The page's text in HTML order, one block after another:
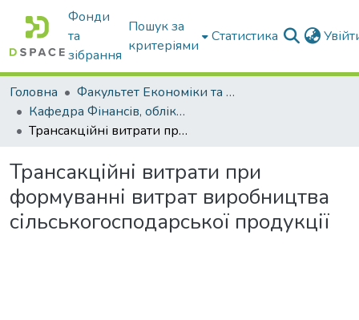
Фонди
та
зібрання
Пошук за
критеріями
Статистика
Головна
Факультет Економіки та бізнесу
Кафедра Фінансів, обліку і оподаткування
Трансакційні витрати при формуванні витрат виробництва сільськогосподарської продукції
Трансакційні витрати при
формуванні витрат виробництва
сільськогосподарської продукції